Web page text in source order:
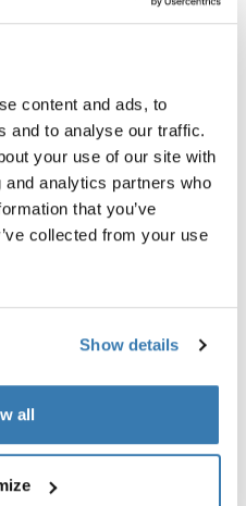
content and ads, to
and to analyse our traffic.
your use of our site with
analytics partners who
that you’ve
collected from your use
Show details
all
toldos Thule para
lluvia.
PROPUESTA 65 DE